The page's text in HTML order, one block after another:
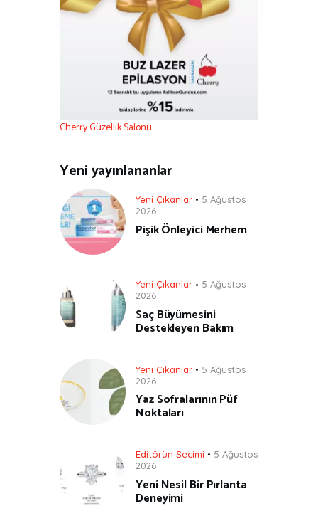
Cherry Güzellik Salonu
Yeni yayınlananlar
Yeni Çıkanlar
5 Ağustos
2026
Pişik Önleyici Merhem
Yeni Çıkanlar
5 Ağustos
2026
Saç Büyümesini
Destekleyen Bakım
Yeni Çıkanlar
5 Ağustos
2026
Yaz Sofralarının Püf
Noktaları
Editörün Seçimi
5 Ağustos
2026
Yeni Nesil Bir Pırlanta
Deneyimi